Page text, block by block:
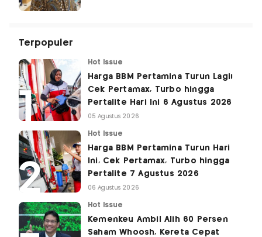
Terpopuler
Hot Issue
Harga BBM Pertamina Turun Lagi!
Cek Pertamax, Turbo hingga
Pertalite Hari Ini 6 Agustus 2026
05 Agustus 2026
Hot Issue
Harga BBM Pertamina Turun Hari
Ini, Cek Pertamax, Turbo hingga
Pertalite 7 Agustus 2026
06 Agustus 2026
Hot Issue
Kemenkeu Ambil Alih 60 Persen
Saham Whoosh, Kereta Cepat